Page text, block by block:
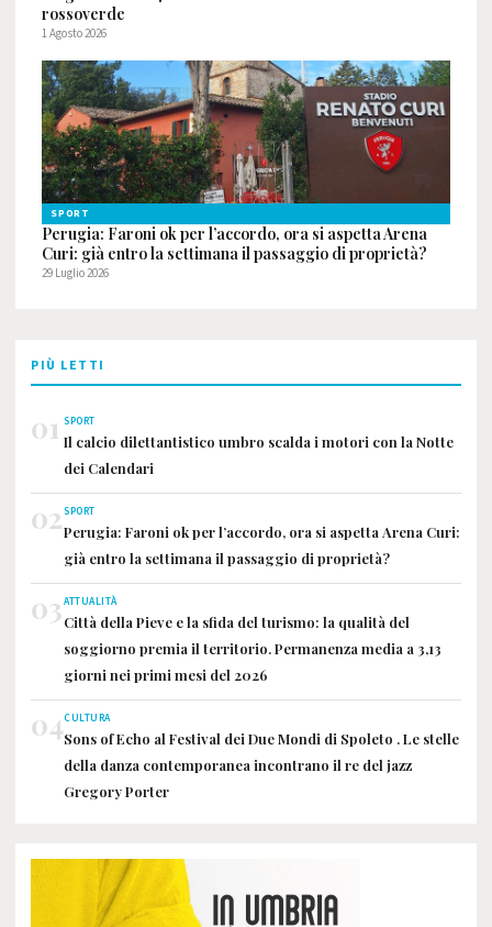
rossoverde
1 Agosto 2026
SPORT
Perugia: Faroni ok per l’accordo, ora si aspetta Arena
Curi: già entro la settimana il passaggio di proprietà?
29 Luglio 2026
PIÙ LETTI
01 SPORT
Il calcio dilettantistico umbro scalda i motori con la Notte
dei Calendari
02SPORT
Perugia: Faroni ok per l’accordo, ora si aspetta Arena Curi:
già entro la settimana il passaggio di proprietà?
03ATTUALITÀ
Città della Pieve e la sfida del turismo: la qualità del
soggiorno premia il territorio. Permanenza media a 3,13
giorni nei primi mesi del 2026
04CULTURA
Sons of Echo al Festival dei Due Mondi di Spoleto . Le stelle
della danza contemporanea incontrano il re del jazz
Gregory Porter